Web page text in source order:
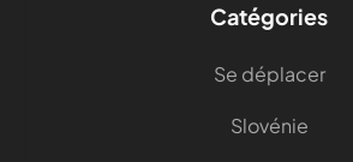
Catégories
Se déplacer
Slovénie